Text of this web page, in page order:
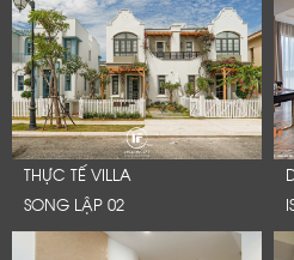
THỰC TẾ VILLA
SONG LẬP 02
LỜI